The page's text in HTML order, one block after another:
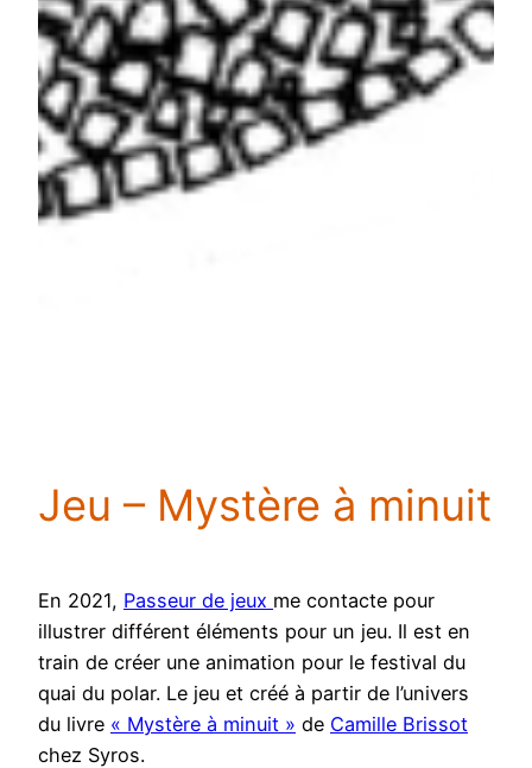
Jeu – Mystère à minuit
En 2021, Passeur de jeux me contacte pour
illustrer différent éléments pour un jeu. Il est en
train de créer une animation pour le festival du
quai du polar. Le jeu et créé à partir de l’univers
du livre « Mystère à minuit » de Camille Brissot
chez Syros.